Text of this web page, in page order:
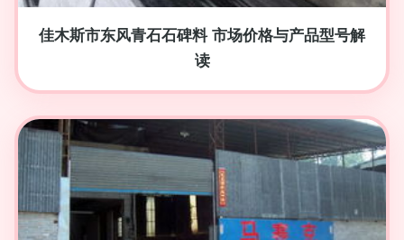
佳木斯市东风青石石碑料 市场价格与产品型号解
读